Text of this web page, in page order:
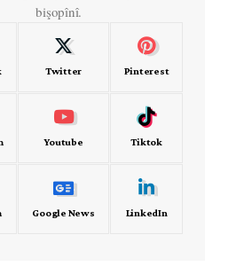
bişopînî.
Twitter Pinterest
Youtube Tiktok
Google News LinkedIn